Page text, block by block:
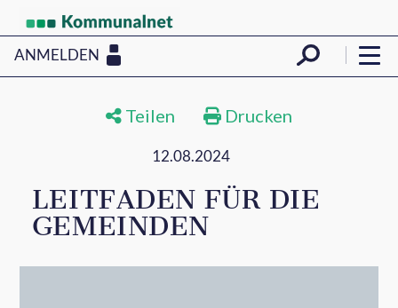
ANMELDEN
Teilen Drucken
12.08.2024
LEITFADEN FÜR DIE
GEMEINDEN